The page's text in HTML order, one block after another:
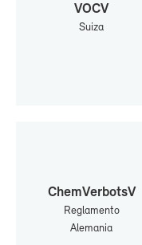
VOCV
Sui­za
Chem­Ver­botsV
Re­gla­men­to
Ale­ma­nia